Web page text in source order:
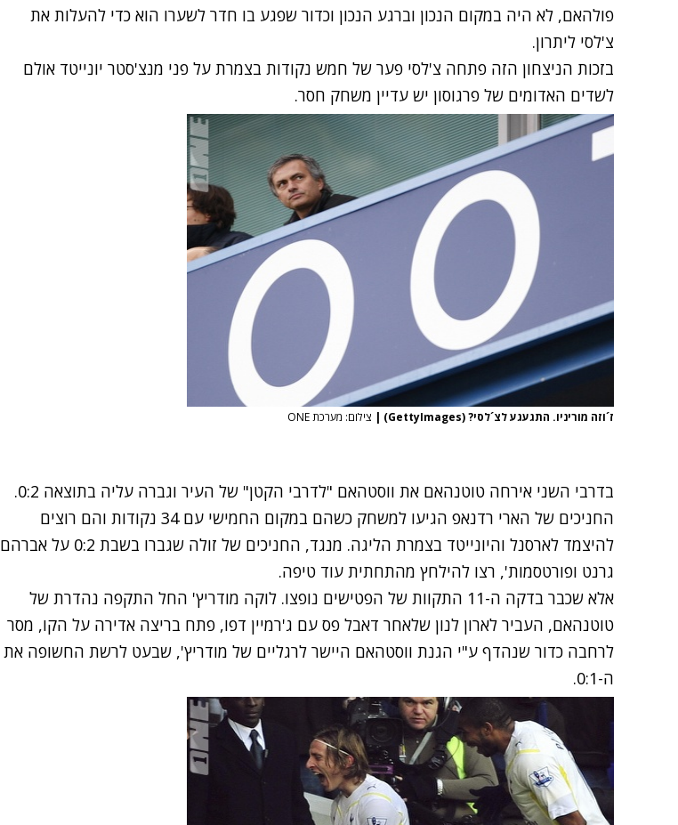
פולהאם, לא היה במקום הנכון וברגע הנכון וכדור שפגע בו חדר לשערו הוא כדי להעלות את
צ'לסי ליתרון.
בזכות הניצחון הזה פתחה צ'לסי פער של חמש נקודות בצמרת על פני מנצ'סטר יונייטד אולם
לשדים האדומים של פרגוסון יש עדיין משחק חסר.
ז´וזה מוריניו. התגעגע לצ´לסי? (GettyImages) | צילום: מערכת ONE
בדרבי השני אירחה טוטנהאם את ווסטהאם "לדרבי הקטן" של העיר וגברה עליה בתוצאה 0:2.
החניכים של הארי רדנאפ הגיעו למשחק כשהם במקום החמישי עם 34 נקודות והם רוצים
להיצמד לארסנל והיונייטד בצמרת הליגה. מנגד, החניכים של זולה שגברו בשבת 0:2 על אברהם
גרנט ופורטסמות', רצו להילחץ מהתחתית עוד טיפה.
אלא שכבר בדקה ה-11 התקוות של הפטישים נופצו. לוקה מודריץ' החל התקפה נהדרת של
טוטנהאם, העביר לארון לנון שלאחר דאבל פס עם ג'רמיין דפו, פתח בריצה אדירה על הקו, מסר
לרחבה כדור שנהדף ע"י הגנת ווסטהאם היישר לרגליים של מודריץ', שבעט לרשת החשופה את
ה-0:1.